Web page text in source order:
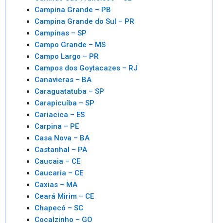
Campina Grande – PB
Campina Grande do Sul – PR
Campinas – SP
Campo Grande – MS
Campo Largo – PR
Campos dos Goytacazes – RJ
Canavieras – BA
Caraguatatuba – SP
Carapicuíba – SP
Cariacica – ES
Carpina – PE
Casa Nova – BA
Castanhal – PA
Caucaia – CE
Caucaria – CE
Caxias – MA
Ceará Mirim – CE
Chapecó – SC
Cocalzinho – GO